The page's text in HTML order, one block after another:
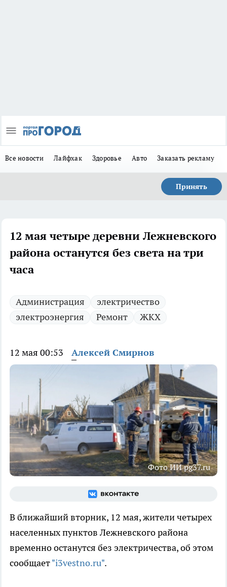
Все новости Лайфхак Здоровье Авто Заказать рекламу
Принять
12 мая четыре деревни Лежневского
района останутся без света на три
часа
Администрация
электричество
электроэнергия
Ремонт ЖКХ
12 мая 00:53 Алексей Смирнов
Фото ИИ pg37.ru
В ближайший вторник, 12 мая, жители четырех
населенных пунктов Лежневского района
временно останутся без электричества, об этом
сообщает"i3vestno.ru".